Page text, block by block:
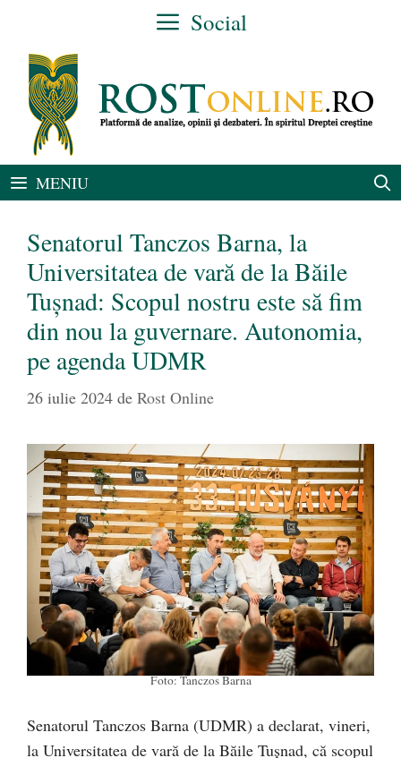
conținut
Social
MENIU
Senatorul Tanczos Barna, la
Universitatea de vară de la Băile
Tușnad: Scopul nostru este să fim
din nou la guvernare. Autonomia,
pe agenda UDMR
26 iulie 2024 de Rost Online
Foto: Tanczos Barna
Senatorul Tanczos Barna (UDMR) a declarat, vineri,
la Universitatea de vară de la Băile Tușnad, că scopul